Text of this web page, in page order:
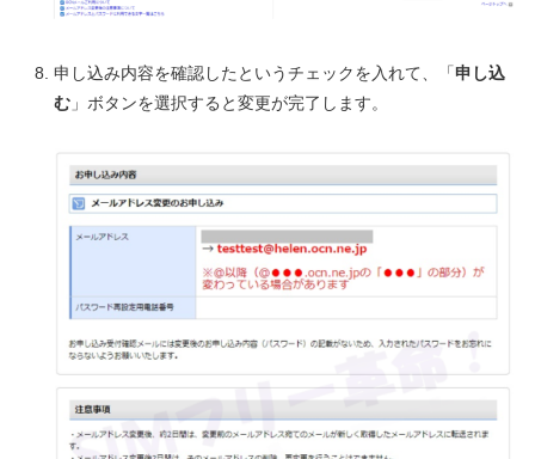
申し込み内容を確認したというチェックを入れて、「申し込
む」ボタンを選択すると変更が完了します。